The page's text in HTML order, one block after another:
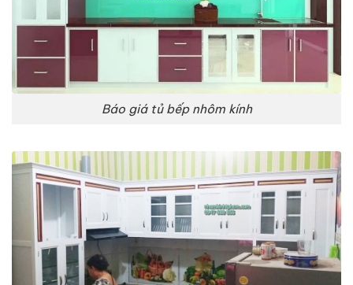
Báo giá tủ bếp nhôm kính